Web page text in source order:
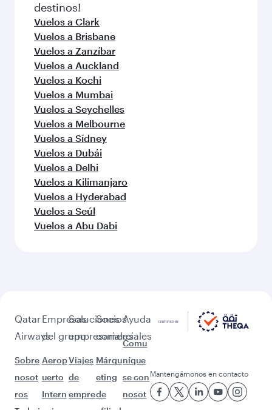
destinos!
Vuelos a Clark
Vuelos a Brisbane
Vuelos a Zanzíbar
Vuelos a Auckland
Vuelos a Kochi
Vuelos a Mumbai
Vuelos a Seychelles
Vuelos a Melbourne
Vuelos a Sídney
Vuelos a Dubái
Vuelos a Delhi
Vuelos a Kilimanjaro
Vuelos a Hyderabad
Vuelos a Seúl
Vuelos a Abu Dabi
Qatar
Airways
Sobre
nosot
ros
Empresas
del grupo
Aerop
uerto
Intern
Soluciones
empresariales
Viajes
de
empre
Socios
comerciales
Márqu
eting
de
Ayuda
Comu
níque
se con
nosot
Mantengámonos en contacto